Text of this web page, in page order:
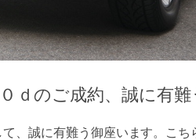
のご成約、誠に有難
、誠に有難う御座います。こ